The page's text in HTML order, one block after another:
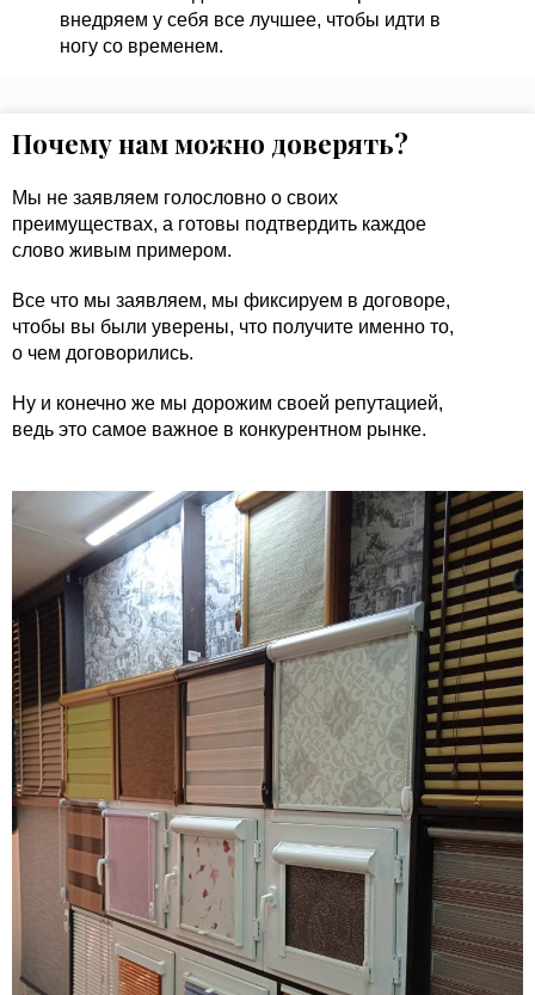
внедряем у себя все лучшее, чтобы идти в
ногу со временем.
Почему нам можно доверять?
Мы не заявляем голословно о своих
преимуществах, а готовы подтвердить каждое
слово живым примером.
Все что мы заявляем, мы фиксируем в договоре,
чтобы вы были уверены, что получите именно то,
о чем договорились.
Ну и конечно же мы дорожим своей репутацией,
ведь это самое важное в конкурентном рынке.